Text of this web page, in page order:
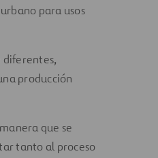
para usos
diferentes,
producción
que se
tanto al proceso